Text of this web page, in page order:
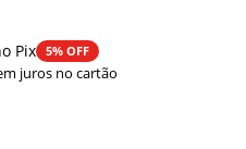
Pix 5% OFF
juros no cartão